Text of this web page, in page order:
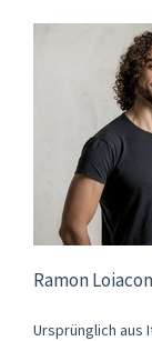
Ramon
Ursprünglich aus